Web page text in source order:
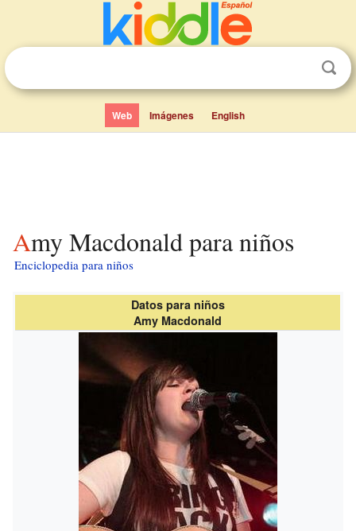
Web Imágenes English
Amy Macdonald para niños
Enciclopedia para niños
Datos para niños
Amy Macdonald